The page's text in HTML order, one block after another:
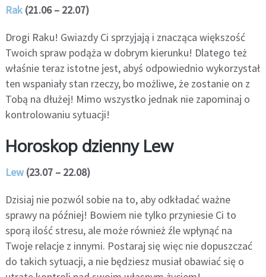
Rak(21.06 – 22.07)
Drogi Raku! Gwiazdy Ci sprzyjają i znacząca większość
Twoich spraw podąża w dobrym kierunku! Dlatego też
właśnie teraz istotne jest, abyś odpowiednio wykorzystał
ten wspaniały stan rzeczy, bo możliwe, że zostanie on z
Tobą na dłużej! Mimo wszystko jednak nie zapominaj o
kontrolowaniu sytuacji!
Horoskop dzienny Lew
Lew(23.07 – 22.08)
Dzisiaj nie pozwól sobie na to, aby odkładać ważne
sprawy na później! Bowiem nie tylko przyniesie Ci to
sporą ilość stresu, ale może również źle wpłynąć na
Twoje relacje z innymi. Postaraj się więc nie dopuszczać
do takich sytuacji, a nie będziesz musiał obawiać się o